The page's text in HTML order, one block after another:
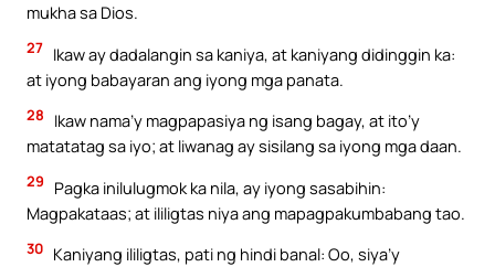
mukha sa Dios.
27 Ikaw ay dadalangin sa kaniya, at kaniyang didinggin ka:
at iyong babayaran ang iyong mga panata.
28
Ikaw nama’y magpapasiya ng isang bagay, at ito’y
matatatag sa iyo; at liwanag ay sisilang sa iyong mga daan.
29
Pagka inilulugmok ka nila, ay iyong sasabihin:
Magpakataas; at ililigtas niya ang mapagpakumbabang tao.
30 Kaniyang ililigtas, pati ng hindi banal: Oo, siya’y